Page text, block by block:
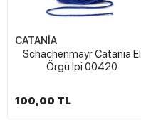
CATANİA
Schachenmayr Catania El
Örgü İpi 00420
100,00 TL